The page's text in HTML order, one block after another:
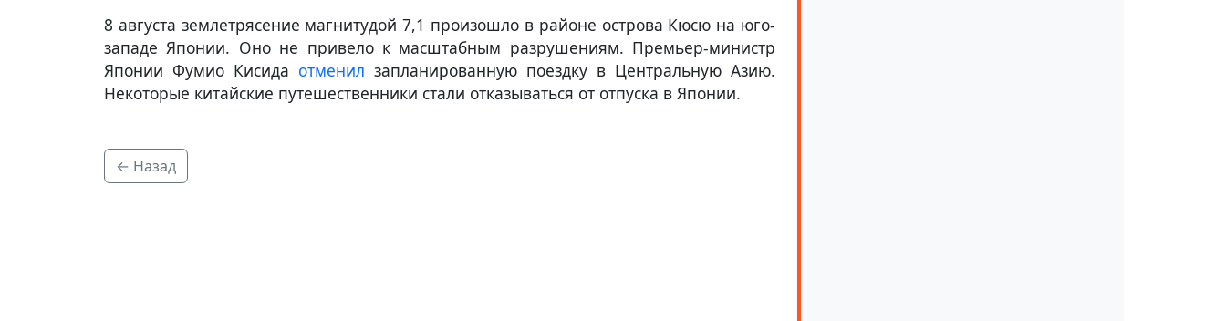
8 августа землетрясение магнитудой 7,1 произошло в районе острова Кюсю на юго-
западе Японии. Оно не привело к масштабным разрушениям. Премьер-министр
Японии Фумио Кисида отменил запланированную поездку в Центральную Азию.
Некоторые китайские путешественники стали отказываться от отпуска в Японии.
← Назад